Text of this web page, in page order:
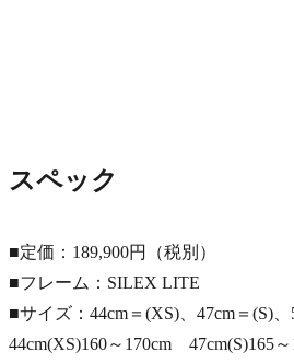
スペック
■定価：189,900円（税別）
■フレーム：SILEX LITE
■サイズ：44cm＝(XS)、47cm＝(S)
44cm(XS)160～170cm 47cm(S)165